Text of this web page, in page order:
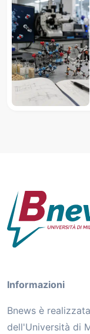
Informazioni
Bnews è
dell'Università di